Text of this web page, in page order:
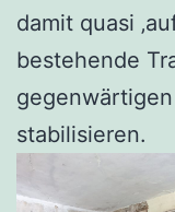
damit quasi
bestehende
stabilisieren.